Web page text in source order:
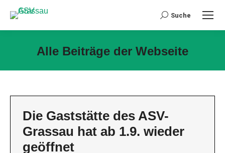
Search:
Suche
Alle Beiträge der Webseite
Die Gaststätte des ASV-
Grassau hat ab 1.9. wieder
geöffnet